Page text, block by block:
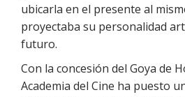
ubicarla en el presente al
proyectaba su personalidad
futuro.
Con la concesión del Goya de
Academia del Cine ha puesto